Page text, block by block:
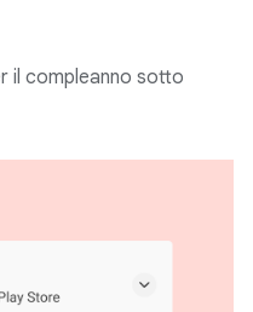
il compleanno sotto